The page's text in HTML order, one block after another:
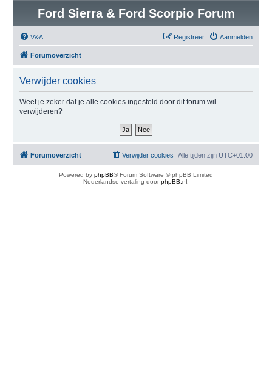
Ford Sierra & Ford Scorpio Forum
V&A Aanmelden
Registreer
Forumoverzicht
Verwijder cookies
Weet je zeker dat je alle cookies ingesteld door dit forum wil
verwijderen?
Forumoverzicht Alle tijden zijn UTC+01:00
Verwijder cookies
Powered by phpBB® Forum Software © phpBB Limited
Nederlandse vertaling doorphpBB.nl